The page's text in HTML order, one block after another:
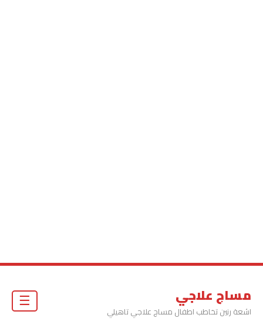
مساج علاجي
اشعة رنين تخاطب اطفال مساج علاجي تاهيلي